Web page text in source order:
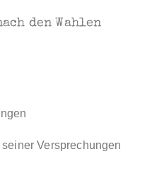
den Wahlen
Versprechungen